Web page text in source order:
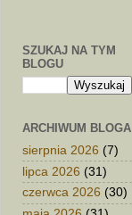
SZUKAJ NA TYM
BLOGU
ARCHIWUM BLOGA
sierpnia 2026 (7)
lipca 2026 (31)
czerwca 2026 (30)